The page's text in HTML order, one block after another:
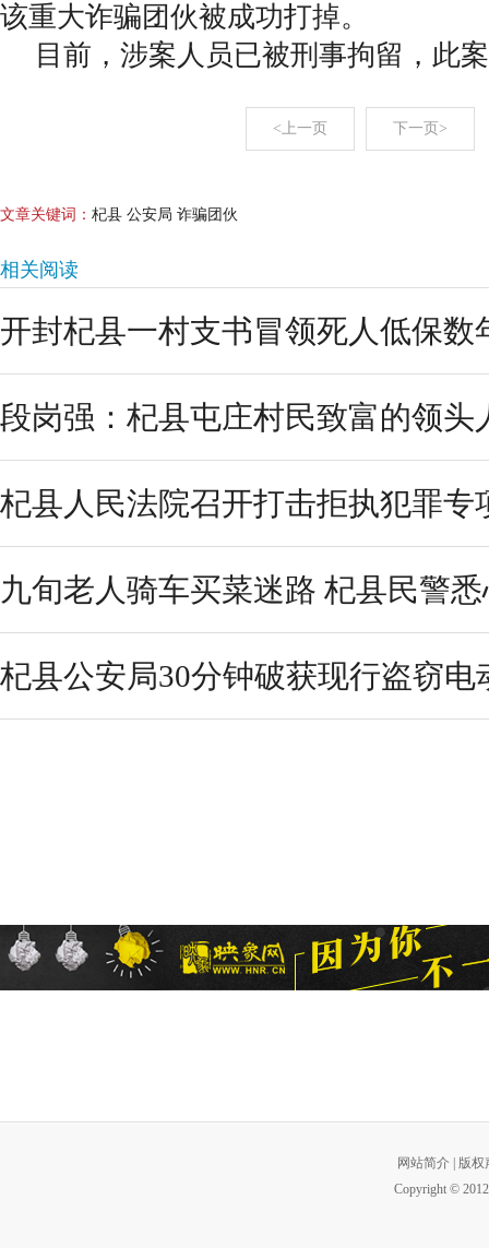
该重大诈骗团伙被成功打掉。
目前，涉案人员已被刑事拘留，此
<上一页 下一页>
文章关键词： 杞县 公安局 诈骗团伙
相关阅读
开封杞县一村支书冒领死人低保数
段岗强：杞县屯庄村民致富的领头
杞县人民法院召开打击拒执犯罪专
九旬老人骑车买菜迷路 杞县民警
杞县公安局30分钟破获现行盗窃电
网站简介
版权
Copyright ©